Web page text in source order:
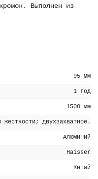
Выполнен из
95 мм
1 год
1500 мм
жесткости; двухзахватное.
Алюминий
Haisser
Китай